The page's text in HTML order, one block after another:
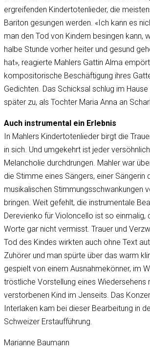
ergreifenden Kindertotenlieder, die
Bariton gesungen werden. «Ich kann es
man den Tod von Kindern besingen kann,
halbe Stunde vorher heiter und gesund
hat», reagierte Mahlers Gattin Alma
kompositorische Beschäftigung ihres
Gedichten. Das Schicksal schlug im
später zu, als Tochter Maria Anna an
Auch instrumental ein Erlebnis
In Mahlers Kindertotenlieder birgt die
in sich. Und umgekehrt ist jeder
Melancholie durchdrungen. Mahler war
die Stimme eines Sängers, einer Sängerin
musikalischen Stimmungsschwankungen
bringen. Weit gefehlt, die instrumentale
Derevienko für Violoncello ist so einmalig,
Worte gar nicht vermisst. Trauer und
Tod des Kindes wirkten auch ohne Text
Zuhörer und man spürte über das warm
gespielt von einem Ausnahmekönner, im
tröstliche Vorstellung eines Wiedersehens
verstorbenen Kind im Jenseits. Das
Interlaken kam bei dieser Bearbeitung in
Schweizer Erstaufführung.
Marianne Baumann